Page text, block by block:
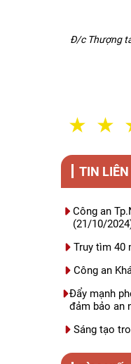
Đ/c Thượng
1
TIN
Công an
(21/10/
Truy tìm 40
Công an
Đẩy mạnh
đảm bảo an
Sáng tạo